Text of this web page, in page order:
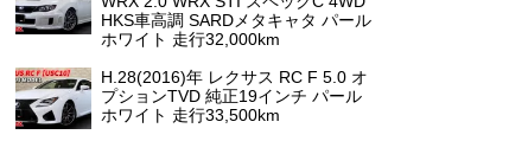
HKS車高調 SARDメタキャタ パール
ホワイト 走行32,000km
H.28(2016)年 レクサス RC F 5.0 オ
プションTVD 純正19インチ パール
ホワイト 走行33,500km